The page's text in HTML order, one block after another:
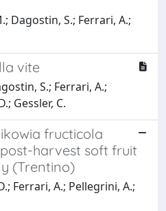
Dagostin, S.; Ferrari, A.;
vite
S.; Ferrari, A.;
Gessler, C.
fructicola
harvest soft fruit
(Trentino)
Ferrari, A.; Pellegrini, A.;